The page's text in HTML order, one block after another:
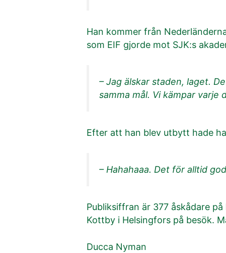
Han kommer från
som EIF gjorde mot SJK:s
– Jag älskar staden, laget.
samma mål. Vi kämpar varje
Efter att han blev utbytt hade
– Hahahaaa. Det för alltid
Publiksiffran är 377 åskådare
Kottby i Helsingfors på besök.
Ducca Nyman